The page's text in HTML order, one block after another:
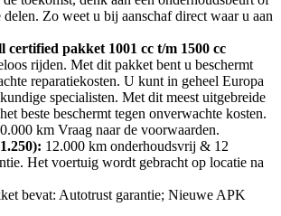
delen. Zo weet u bij aanschaf direct waar u aan
certified pakket 1001 cc t/m 1500 cc
rijden. Met dit pakket bent u beschermt
reparatiekosten. U kunt in geheel Europa
specialisten. Met dit meest uitgebreide
beste beschermt tegen onverwachte kosten.
km Vraag naar de voorwaarden.
12.000 km onderhoudsvrij & 12
Het voertuig wordt gebracht op locatie na
bevat: Autotrust garantie; Nieuwe APK